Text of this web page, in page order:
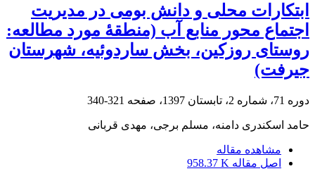
ابتکارات محلی و دانش بومی در مدیریت
اجتماع محور منابع آب (منطقۀ مورد مطالعه:
روستای روزکین، بخش ساردوئیه، شهرستان
جیرفت)
دوره 71، شماره 2، تابستان 1397، صفحه 321-340
حامد اسکندری دامنه، مسلم برجی، مهدی قربانی
مشاهده مقاله
اصل مقاله 958.37 K